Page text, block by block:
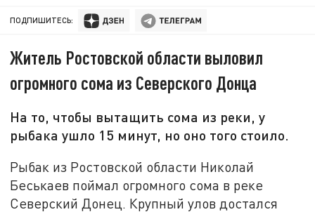
ПОДПИШИТЕСЬ:
Житель Ростовской области выловил
огромного сома из Северского Донца
На то, чтобы вытащить сома из реки, у
рыбака ушло 15 минут, но оно того стоило.
Рыбак из Ростовской области Николай
Беськаев поймал огромного сома в реке
Северский Донец. Крупный улов достался